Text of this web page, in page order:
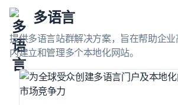
多语言
提供多语言站群解决方案，旨在帮助企
内建立和管理多个本地化网站。